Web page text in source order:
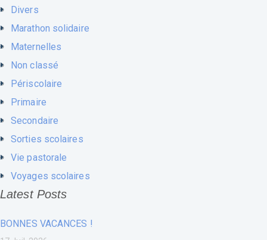
Divers
Marathon solidaire
Maternelles
Non classé
Périscolaire
Primaire
Secondaire
Sorties scolaires
Vie pastorale
Voyages scolaires
Latest Posts
BONNES VACANCES !